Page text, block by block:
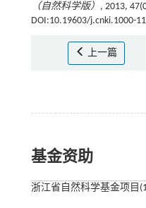
（自然科学版） , 2013,
DOI:10.19603/j.cnki.1000-
上一篇
基金资助
浙江省自然科学基金项目